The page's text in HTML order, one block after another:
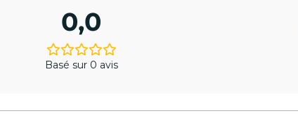
0,0
Basé sur 0 avis